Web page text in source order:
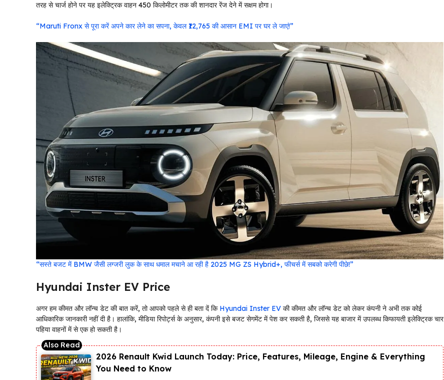
तरह से चार्ज होने पर यह इलेक्ट्रिक वाहन 450 किलोमीटर तक की शानदार रेंज देने में सक्षम होगा।
“Maruti Fronx से पूरा करें अपने कार लेने का सपना, केवल ₹12,765 की आसान EMI पर घर ले जाएं!”
“सस्ते बजट में BMW जैसी लग्जरी लुक के साथ धमाल मचाने आ रही है 2025 MG ZS Hybrid+, फीचर्स में सबको करेगी पीछे!”
Hyundai Inster EV Price
अगर हम कीमत और लॉन्च डेट की बात करें, तो आपको पहले से ही बता दें कि Hyundai Inster EV की कीमत और लॉन्च डेट को लेकर कंपनी ने अभी तक कोई
आधिकारिक जानकारी नहीं दी है। हालांकि, मीडिया रिपोर्ट्स के अनुसार, कंपनी इसे बजट सेगमेंट में पेश कर सकती है, जिससे यह बाजार में उपलब्ध किफायती इलेक्ट्रिक चार
पहिया वाहनों में से एक हो सकती है।
2026 Renault Kwid Launch Today: Price, Features, Mileage, Engine & Everything
You Need to Know